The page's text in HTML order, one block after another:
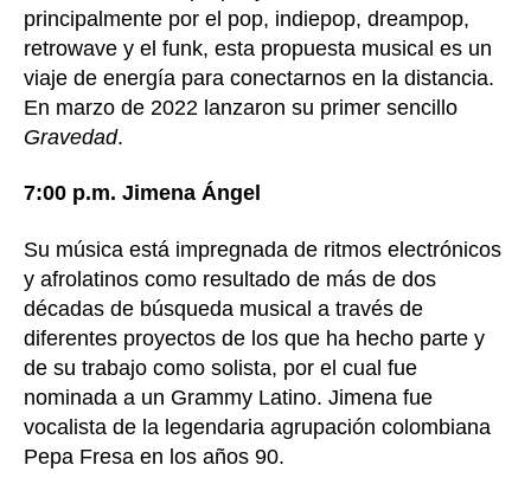
principalmente por el pop, indiepop, dreampop,
retrowave y el funk, esta propuesta musical es un
viaje de energía para conectarnos en la distancia.
En marzo de 2022 lanzaron su primer sencillo
Gravedad.
7:00 p.m. Jimena Ángel
Su música está impregnada de ritmos electrónicos
y afrolatinos como resultado de más de dos
décadas de búsqueda musical a través de
diferentes proyectos de los que ha hecho parte y
de su trabajo como solista, por el cual fue
nominada a un Grammy Latino. Jimena fue
vocalista de la legendaria agrupación colombiana
Pepa Fresa en los años 90.